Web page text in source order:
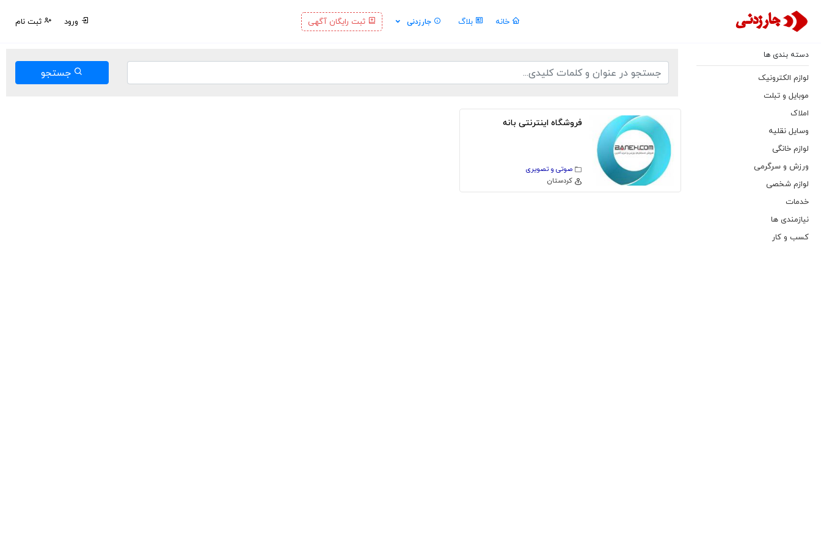
خانه بلاگ جارزدنی ثبت رایگان آگهی ورود ثبت نام
دسته بندی ها
لوازم الکترونیک
موبایل و تبلت
املاک
وسایل نقلیه
لوازم خانگی
ورزش و سرگرمی
لوازم شخصی
خدمات
نیازمندی ها
کسب و کار
جستجو
فروشگاه اینترنتی بانه
صوتی و تصویری
كردستان